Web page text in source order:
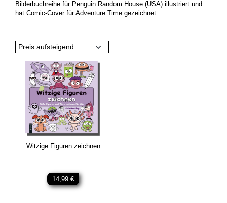
Bilderbuchreihe für Penguin Random House (USA) illustriert und
hat Comic-Cover für Adventure Time gezeichnet.
Preis aufsteigend
Witzige Figuren zeichnen
14,99 €